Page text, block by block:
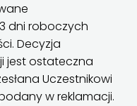
dni roboczych
Decyzja
jest ostateczna
Uczestnikowi
w reklamacji.